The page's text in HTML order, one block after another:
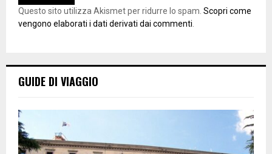
Questo sito utilizza Akismet per ridurre lo spam. Scopri come
vengono elaborati i dati derivati dai commenti.
GUIDE DI VIAGGIO